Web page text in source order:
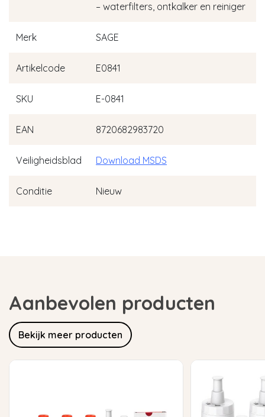
– waterfilters, ontkalker en reiniger
Merk SAGE
Artikelcode E0841
SKU E-0841
EAN 8720682983720
Veiligheidsblad Download MSDS
Conditie Nieuw
Aanbevolen producten
Bekijk meer producten